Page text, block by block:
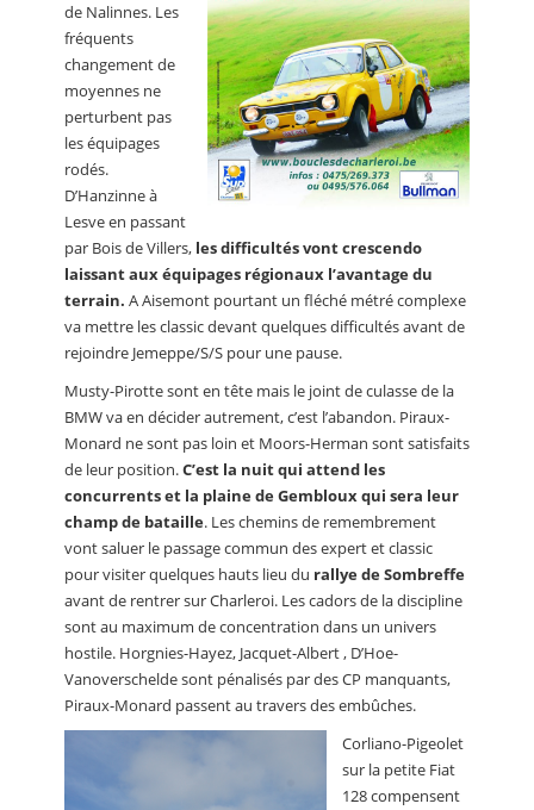
de Nalinnes. Les
fréquents
changement de
moyennes ne
perturbent pas
les équipages
rodés.
D’Hanzinne à
Lesve en passant
par Bois de Villers, les difficultés vont crescendo
laissant aux équipages régionaux l’avantage du
terrain. A Aisemont pourtant un fléché métré complexe
va mettre les classic devant quelques difficultés avant de
rejoindre Jemeppe/S/S pour une pause.
Musty-Pirotte sont en tête mais le joint de culasse de la
BMW va en décider autrement, c’est l’abandon. Piraux-
Monard ne sont pas loin et Moors-Herman sont satisfaits
de leur position.C’est la nuit qui attend les
concurrents et la plaine de Gembloux qui sera leur
champ de bataille. Les chemins de remembrement
vont saluer le passage commun des expert et classic
pour visiter quelques hauts lieu du rallye de Sombreffe
avant de rentrer sur Charleroi. Les cadors de la discipline
sont au maximum de concentration dans un univers
hostile. Horgnies-Hayez, Jacquet-Albert , D’Hoe-
Vanoverschelde sont pénalisés par des CP manquants,
Piraux-Monard passent au travers des embûches.
Corliano-Pigeolet
sur la petite Fiat
128 compensent